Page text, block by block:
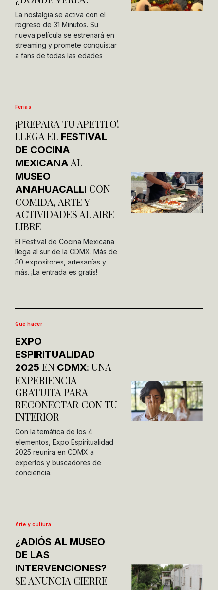
La nostalgia se activa con el
regreso de 31 Minutos. Su
nueva película se estrenará en
streaming y promete conquistar
a fans de todas las edades
Ferias
¡PREPARA TU APETITO!
LLEGA EL FESTIVAL
DE COCINA
MEXICANA AL
MUSEO
ANAHUACALLI CON
COMIDA, ARTE Y
ACTIVIDADES AL AIRE
LIBRE
El Festival de Cocina Mexicana
llega al sur de la CDMX. Más de
30 expositores, artesanías y
más. ¡La entrada es gratis!
Qué hacer
EXPO
ESPIRITUALIDAD
2025 EN CDMX: UNA
EXPERIENCIA
GRATUITA PARA
RECONECTAR CON TU
INTERIOR
Con la temática de los 4
elementos, Expo Espiritualidad
2025 reunirá en CDMX a
expertos y buscadores de
conciencia.
Arte y cultura
¿ADIÓS AL MUSEO
DE LAS
INTERVENCIONES?
SE ANUNCIA CIERRE